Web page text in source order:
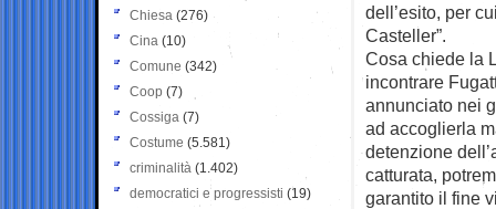
dell’esito, per
Casteller”.
Cosa chiede la
incontrare
annunciato nei
ad accoglierla
detenzione
catturata,
garantito il fine
Chiesa (276)
Cina (10)
Comune (342)
Coop (7)
Cossiga (7)
Costume (5.581)
criminalità (1.402)
democratici e progressisti (19)